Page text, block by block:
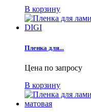
В корзину
Пленка для...
Цена по запросу
В корзину